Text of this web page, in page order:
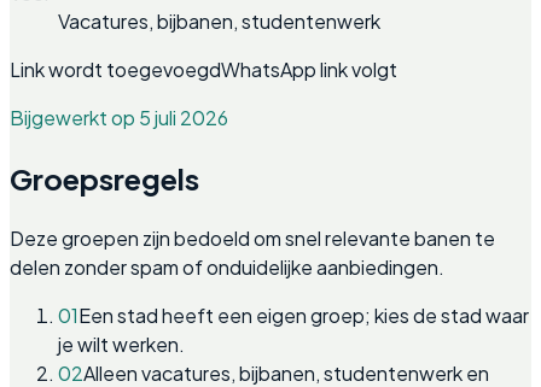
Vacatures, bijbanen, studentenwerk
Link wordt toegevoegdWhatsApp link volgt
Bijgewerkt op 5 juli 2026
Groepsregels
Deze groepen zijn bedoeld om snel relevante banen te
delen zonder spam of onduidelijke aanbiedingen.
01Een stad heeft een eigen groep; kies de stad waar
je wilt werken.
02Alleen vacatures, bijbanen, studentenwerk en